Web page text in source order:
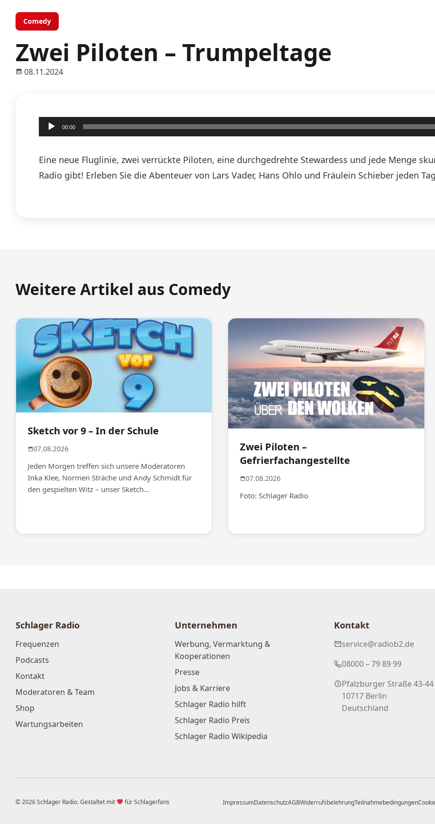
Comedy
Zwei Piloten – Trumpeltage
08.11.2024
Audio-
Player
00:00
Eine neue Fluglinie, zwei verrückte Piloten, eine durchgedrehte Stewardess und jede Menge
Radio gibt! Erleben Sie die Abenteuer von Lars Vader, Hans Ohlo und Fräulein Schieber jeden
Weitere Artikel aus Comedy
Sketch vor 9 – In der Schule
07.08.2026
Jeden Morgen treffen sich unsere Moderatoren
Inka Klee, Normen Sträche und Andy Schmidt für
den gespielten Witz – unser Sketch...
Zwei Piloten –
Gefrierfachangestellte
07.08.2026
Foto: Schlager Radio
Schlager Radio
Frequenzen
Podcasts
Kontakt
Moderatoren & Team
Shop
Wartungsarbeiten
Unternehmen
Werbung, Vermarktung &
Kooperationen
Presse
Jobs & Karriere
Schlager Radio hilft
Schlager Radio Preis
Schlager Radio Wikipedia
Kontakt
service@radiob2.de
08000 – 79 89 99
Pfalzburger Straße 43-44
10717 Berlin
Deutschland
© 2026 Schlager Radio. Gestaltet mit für Schlagerfans ImpressumDatenschutzAGBWiderrufsbelehrungTeilnahmebedingungen